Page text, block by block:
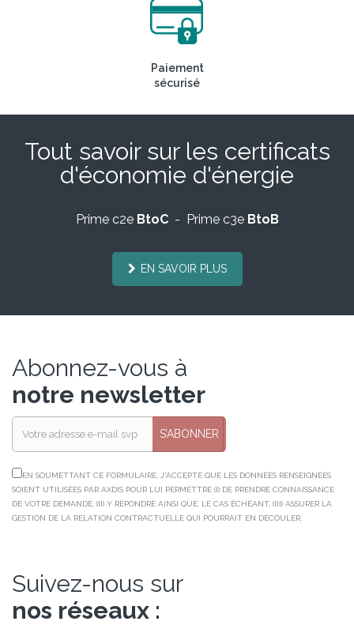
Paiement
sécurisé
Tout savoir sur les certificats
d'économie d'énergie
Prime c2e BtoC- Prime c3e BtoB
EN SAVOIR PLUS
Abonnez-vous à
notre newsletter
S’ABONNER
EN SOUMETTANT CE FORMULAIRE, J'ACCEPTE QUE LES DONNÉES RENSEIGNÉES
SOIENT UTILISÉES PAR AXDIS POUR LUI PERMETTRE (I) DE PRENDRE CONNAISSANCE
DE VOTRE DEMANDE, (II) Y RÉPONDRE AINSI QUE, LE CAS ÉCHÉANT, (III) ASSURER LA
GESTION DE LA RELATION CONTRACTUELLE QUI POURRAIT EN DÉCOULER.
Suivez-nous sur
nos réseaux :